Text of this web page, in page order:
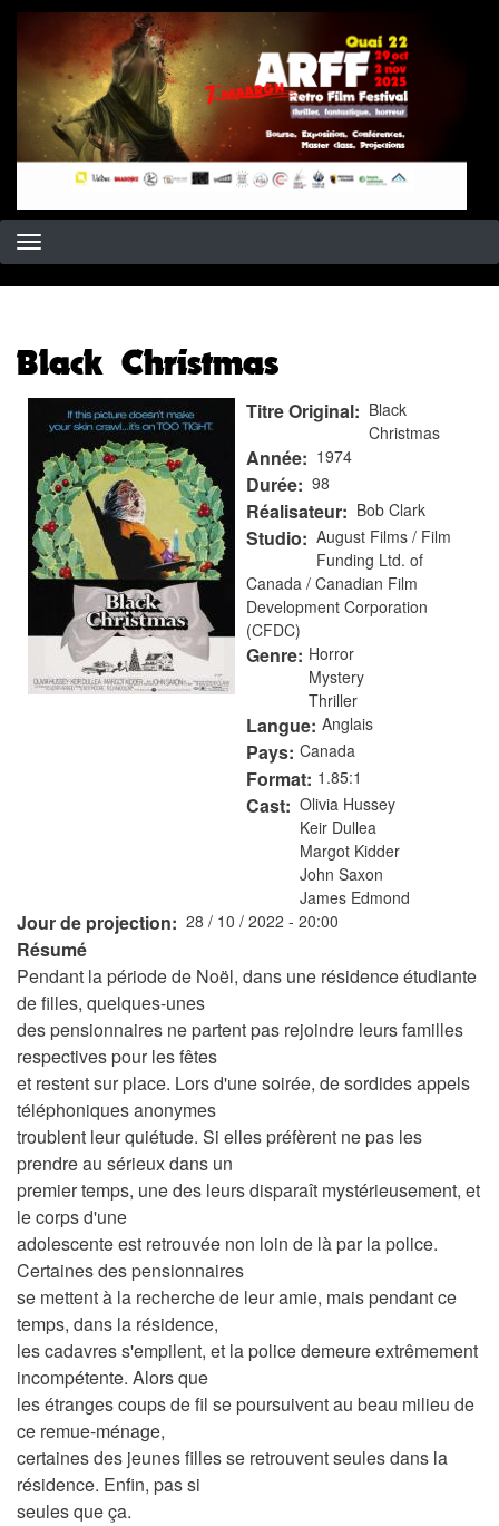
Aller
au
contenu
principal
Black Christmas
Titre Original
Black
Christmas
Année 1974
Durée 98
Réalisateur Bob Clark
Studio
August Films / Film
Funding Ltd. of
Canada / Canadian Film
Development Corporation
(CFDC)
Genre Horror
Mystery
Thriller
Langue Anglais
Pays Canada
Format 1.85:1
Cast
Olivia Hussey
Keir Dullea
Margot Kidder
John Saxon
James Edmond
Jour de projection 28 / 10 / 2022 - 20:00
Résumé
Pendant la période de Noël, dans une résidence étudiante
de filles, quelques-unes
des pensionnaires ne partent pas rejoindre leurs familles
respectives pour les fêtes
et restent sur place. Lors d'une soirée, de sordides appels
téléphoniques anonymes
troublent leur quiétude. Si elles préfèrent ne pas les
prendre au sérieux dans un
premier temps, une des leurs disparaît mystérieusement, et
le corps d'une
adolescente est retrouvée non loin de là par la police.
Certaines des pensionnaires
se mettent à la recherche de leur amie, mais pendant ce
temps, dans la résidence,
les cadavres s'empilent, et la police demeure extrêmement
incompétente. Alors que
les étranges coups de fil se poursuivent au beau milieu de
ce remue-ménage,
certaines des jeunes filles se retrouvent seules dans la
résidence. Enfin, pas si
seules que ça.